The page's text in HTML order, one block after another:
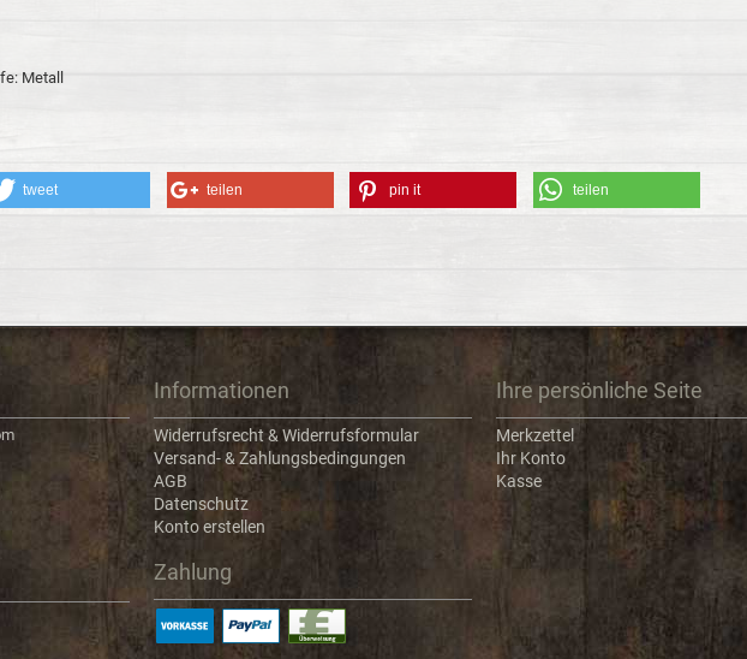
Metall
tweet teilen pin it teilen
Informationen
Widerrufsrecht & Widerrufsformular
Versand- & Zahlungsbedingungen
AGB
Datenschutz
Konto erstellen
Zahlung
Ihre persönliche Seite
Merkzettel
Ihr Konto
Kasse